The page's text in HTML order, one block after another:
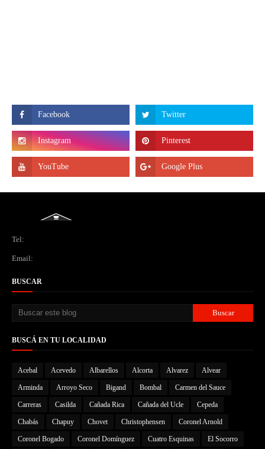
Tel:
Email:
BUSCAR
BUSCÁ EN TU LOCALIDAD
Acebal Acevedo Albarellos Alcorta Alvarez Alvear
Arminda Arroyo Seco Bigand Bombal Carmen del Sauce
Carreras Casilda Cañada Rica Cañada del Ucle Cepeda
Chabás Chapuy Chovet Christophensen Coronel Arnold
Coronel Bogado Coronel Domínguez Cuatro Esquinas El Socorro